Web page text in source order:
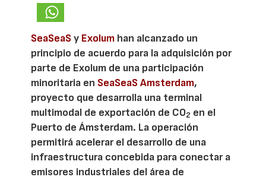
SeaSeaSy Exolum han alcanzado un
principio de acuerdo para la adquisición por
parte de Exolum de una participación
minoritaria en SeaSeaS Amsterdam,
proyecto que desarrolla una terminal
multimodal de exportación de CO2 en el
Puerto de Ámsterdam. La operación
permitirá acelerar el desarrollo de una
infraestructura concebida para conectar a
emisores industriales del área de